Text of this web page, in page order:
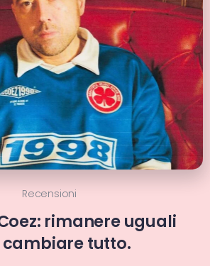
Recensioni
Coez: rimanere uguali
cambiare tutto.